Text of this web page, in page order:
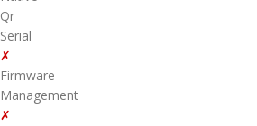
Qr
Serial
✗
Firmware
Management
✗